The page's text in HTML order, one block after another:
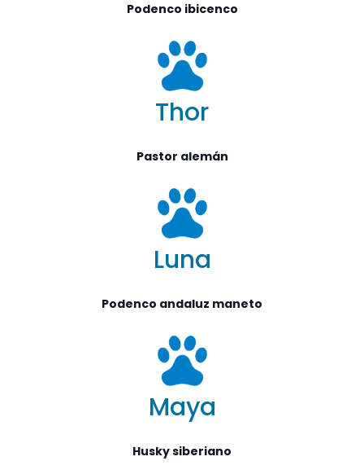
Podenco ibicenco
Thor
Pastor alemán
Luna
Podenco andaluz maneto
Maya
Husky siberiano